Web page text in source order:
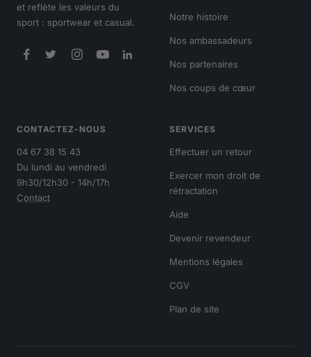
et reflète les valeurs du
sport : sportwear et casual.
Notre histoire
Nos ambassadeurs
Nos partenaires
Nos coups de cœur
CONTACTEZ-NOUS
04 67 38 15 43
Du lundi au vendredi
9h30/12h30 - 14h/17h
Contact
SERVICES
Effectuer un retour
Exercer mon droit de
rétractation
Aide
Devenir revendeur
Mentions légales
CGV
Plan de site